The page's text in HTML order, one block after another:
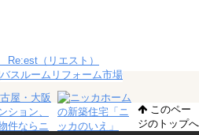
このペー
ジのトップへ